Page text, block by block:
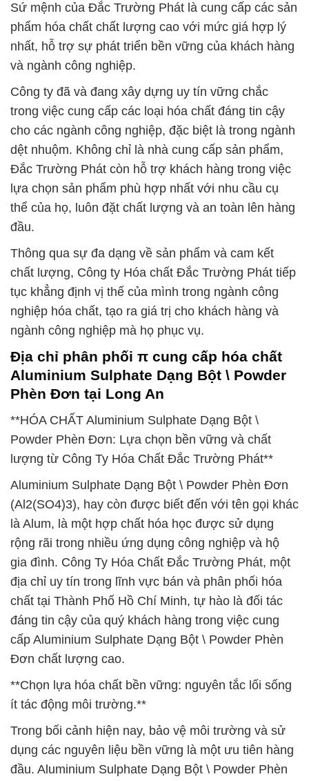
Sứ mệnh của Đắc Trường Phát là cung cấp các sản
phẩm hóa chất chất lượng cao với mức giá hợp lý
nhất, hỗ trợ sự phát triển bền vững của khách hàng
và ngành công nghiệp.
Công ty đã và đang xây dựng uy tín vững chắc
trong việc cung cấp các loại hóa chất đáng tin cậy
cho các ngành công nghiệp, đặc biệt là trong ngành
dệt nhuộm. Không chỉ là nhà cung cấp sản phẩm,
Đắc Trường Phát còn hỗ trợ khách hàng trong việc
lựa chọn sản phẩm phù hợp nhất với nhu cầu cụ
thể của họ, luôn đặt chất lượng và an toàn lên hàng
đầu.
Thông qua sự đa dạng về sản phẩm và cam kết
chất lượng, Công ty Hóa chất Đắc Trường Phát tiếp
tục khẳng định vị thế của mình trong ngành công
nghiệp hóa chất, tạo ra giá trị cho khách hàng và
ngành công nghiệp mà họ phục vụ.
Địa chỉ phân phối π cung cấp hóa chất
Aluminium Sulphate Dạng Bột \ Powder
Phèn Đơn tại Long An
**HÓA CHẤT Aluminium Sulphate Dạng Bột \
Powder Phèn Đơn: Lựa chọn bền vững và chất
lượng từ Công Ty Hóa Chất Đắc Trường Phát**
Aluminium Sulphate Dạng Bột \ Powder Phèn Đơn
(Al2(SO4)3), hay còn được biết đến với tên gọi khác
là Alum, là một hợp chất hóa học được sử dụng
rộng rãi trong nhiều ứng dụng công nghiệp và hộ
gia đình. Công Ty Hóa Chất Đắc Trường Phát, một
địa chỉ uy tín trong lĩnh vực bán và phân phối hóa
chất tại Thành Phố Hồ Chí Minh, tự hào là đối tác
đáng tin cậy của quý khách hàng trong việc cung
cấp Aluminium Sulphate Dạng Bột \ Powder Phèn
Đơn chất lượng cao.
**Chọn lựa hóa chất bền vững: nguyên tắc lối sống
ít tác động môi trường.**
Trong bối cảnh hiện nay, bảo vệ môi trường và sử
dụng các nguyên liệu bền vững là một ưu tiên hàng
đầu. Aluminium Sulphate Dạng Bột \ Powder Phèn